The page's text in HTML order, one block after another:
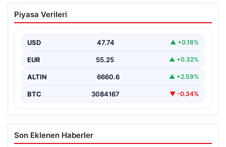
Kelebek chat adresi İle Dijital İletişimin
Seviyeli Adresi Ve Muhabbet Deneyimi
oluşturması büyük bir hassasiyet taşımaktadır.
Günümüzde çeşitli…
Piyasa Verileri
USD 47.74 ▲ +0.18%
EUR 55.25 ▲ +0.32%
ALTIN 6660.6 ▲ +2.59%
BTC 3084167 ▼ -0.34%
Son Eklenen Haberler